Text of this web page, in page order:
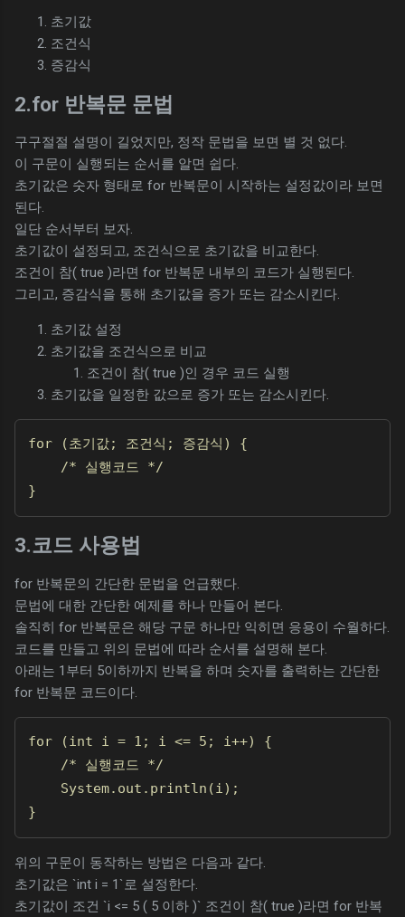
초기값
조건식
증감식
2.for 반복문 문법
구구절절 설명이 길었지만, 정작 문법을 보면 별 것 없다.
이 구문이 실행되는 순서를 알면 쉽다.
초기값은 숫자 형태로 for 반복문이 시작하는 설정값이라 보면
된다.
일단 순서부터 보자.
초기값이 설정되고, 조건식으로 초기값을 비교한다.
조건이 참( true )라면 for 반복문 내부의 코드가 실행된다.
그리고, 증감식을 통해 초기값을 증가 또는 감소시킨다.
초기값 설정
초기값을 조건식으로 비교
조건이 참( true )인 경우 코드 실행
초기값을 일정한 값으로 증가 또는 감소시킨다.
for (초기값; 조건식; 증감식) {
    /* 실행코드 */
}
3.코드 사용법
for 반복문의 간단한 문법을 언급했다.
문법에 대한 간단한 예제를 하나 만들어 본다.
솔직히 for 반복문은 해당 구문 하나만 익히면 응용이 수월하다.
코드를 만들고 위의 문법에 따라 순서를 설명해 본다.
아래는 1부터 5이하까지 반복을 하며 숫자를 출력하는 간단한
for 반복문 코드이다.
for (int i = 1; i <= 5; i++) {
    /* 실행코드 */
    System.out.println(i);
}
위의 구문이 동작하는 방법은 다음과 같다.
초기값은 `int i = 1`로 설정한다.
초기값이 조건 `i <= 5 ( 5 이하 )` 조건이 참( true )라면 for 반복